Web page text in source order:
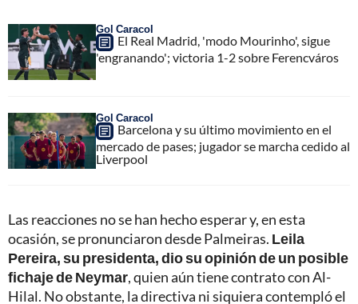
Gol Caracol
El Real Madrid, 'modo Mourinho', sigue
'engranando'; victoria 1-2 sobre Ferencváros
Gol Caracol
Barcelona y su último movimiento en el
mercado de pases; jugador se marcha cedido al
Liverpool
Las reacciones no se han hecho esperar y, en esta
ocasión, se pronunciaron desde Palmeiras. Leila
Pereira, su presidenta, dio su opinión de un posible
fichaje de Neymar, quien aún tiene contrato con Al-
Hilal. No obstante, la directiva ni siquiera contempló el